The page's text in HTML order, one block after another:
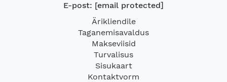
E-post: [email protected]
Ärikliendile
Taganemisavaldus
Makseviisid
Turvalisus
Sisukaart
Kontaktvorm